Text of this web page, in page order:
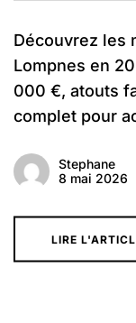
Découvrez les
Lompnes en
000 €, atouts
complet pour
Stephane
8 mai 2026
LIRE